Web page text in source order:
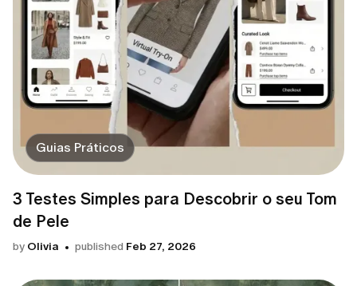
Guias Práticos
3 Testes Simples para Descobrir o seu Tom
de Pele
by Olivia published Feb 27, 2026